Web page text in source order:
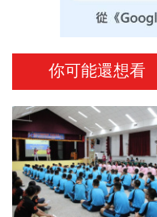
你可能還想看